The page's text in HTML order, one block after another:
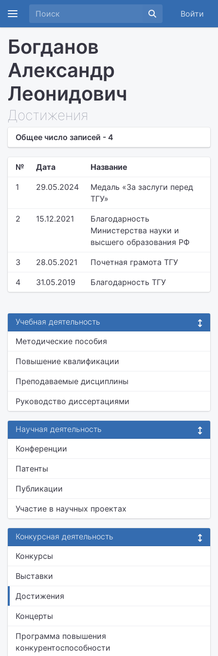
Войти
Богданов
Александр
Леонидович
Достижения
Общее число записей - 4
№ Дата Название
1 29.05.2024
Медаль «За заслуги перед
ТГУ»
2 15.12.2021
Благодарность
Министерства науки и
высшего образования РФ
3 28.05.2021 Почетная грамота ТГУ
4 31.05.2019 Благодарность ТГУ
Учебная деятельность
Методические пособия
Повышение квалификации
Преподаваемые дисциплины
Руководство диссертациями
Научная деятельность
Конференции
Патенты
Публикации
Участие в научных проектах
Конкурсная деятельность
Конкурсы
Выставки
Достижения
Концерты
Программа повышения
конкурентоспособности